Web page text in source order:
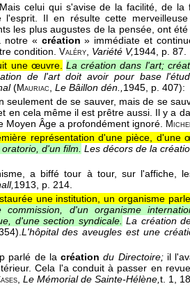
celui qui s'avise de la facilité, de la
Il en résulte cette
les plus augustes de la pensée, ont
notre « création » immédiate et
condition. Valéry, Variété V,1944, p. 87.
une œuvre. La création dans l'art;
de l'art doit avoir pour base
(Mauriac, Le Bâillon dén.,1945, p. 407):
seulement de se sauver, mais de se
en cela même il est prêtre aussi. Il y a
Moyen Âge a profondément ignoré.
représentation d'une pièce, d'une
d'un film. Les décors de la
a biffé tour à tour, sur l'affiche,
1913, p. 214.
une institution, un organisme
commission, d'un organisme
d'une section syndicale. La création
L'hôpital des aveugles est une
parlé de lacréationdu Directoire;il
Cela l'a conduit à passer en
, Le Mémorial de Sainte-Hélène,t. 1,